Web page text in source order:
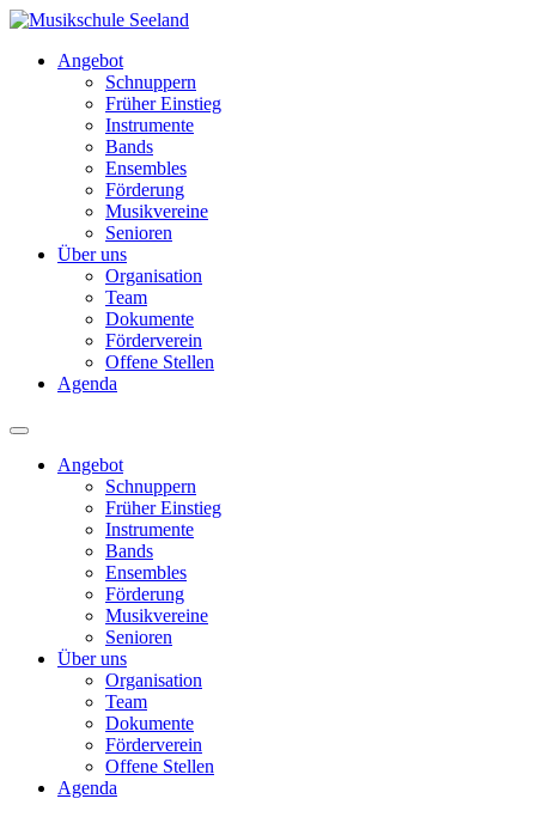
Angebot
Schnuppern
Früher Einstieg
Instrumente
Bands
Ensembles
Förderung
Musikvereine
Senioren
Über uns
Organisation
Team
Dokumente
Förderverein
Offene Stellen
Agenda
Angebot
Schnuppern
Früher Einstieg
Instrumente
Bands
Ensembles
Förderung
Musikvereine
Senioren
Über uns
Organisation
Team
Dokumente
Förderverein
Offene Stellen
Agenda